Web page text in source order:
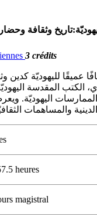
وثقافة
3 crédits
عميقًا لليهوديّة كدين
الكتب المقدسة
اليهوديّة.
heures
magistral